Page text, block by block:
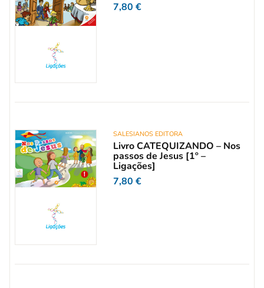
7,80€
SALESIANOS EDITORA
Livro CATEQUIZANDO – Nos
passos de Jesus [1º –
Ligações]
7,80€